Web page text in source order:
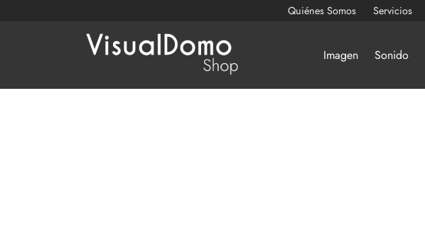
Quiénes Somos Servicios
Imagen Sonido